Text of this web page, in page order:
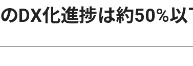
DX化進捗は約50%